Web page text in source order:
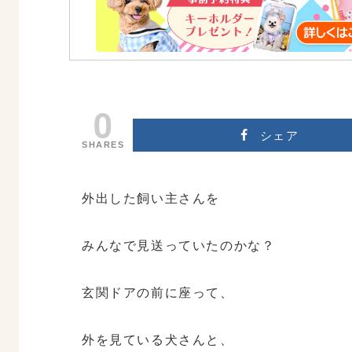
0
SHARES
シェア
外出した飼い主さんを
みんなで見送っていたのかな？
玄関ドアの前に座って、
外を見ている犬さんと、